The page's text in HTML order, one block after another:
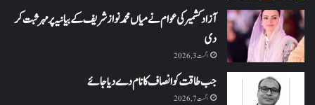
آزاد کشمیر کی عوام نے میاں محمد نواز شریف کے بیانیہ پر مہر ثبت کر
دی
اگست 3, 2026
جب طاقت کو انصاف کا نام دے دیا جائے
اگست 7, 2026